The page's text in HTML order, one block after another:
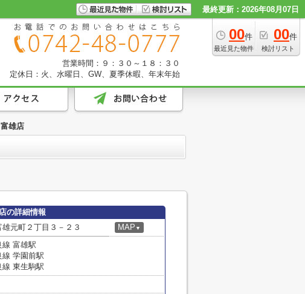
最終更新：2026年08月07日
00件
最近見た物件
00件
検討リスト
営業時間：９：３０～１８：３０
定休日：火、水曜日、GW、夏季休暇、年末年始
雄店
の詳細情報
元町２丁目３－２３ MAP ▼
線 富雄駅
学園前駅
東生駒駅